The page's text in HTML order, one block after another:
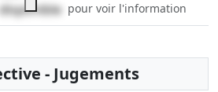
disponible pour voir l'information
- Jugements